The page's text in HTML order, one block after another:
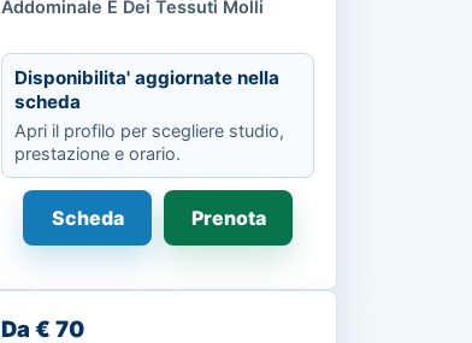
Addominale E Dei Tessuti Molli
Disponibilita' aggiornate nella
scheda
Apri il profilo per scegliere studio,
prestazione e orario.
Scheda Prenota
Da € 70